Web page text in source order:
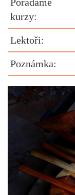
kurzy:
Lektoři:
Poznámka: